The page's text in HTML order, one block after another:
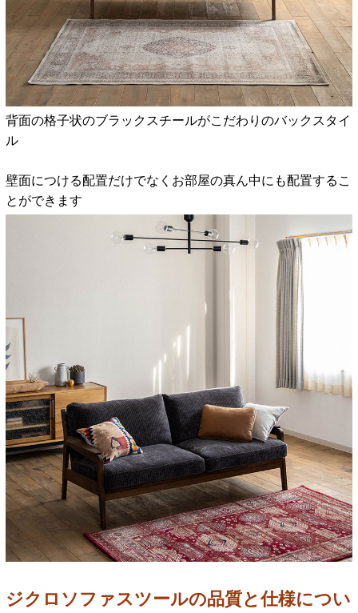
背面の格子状のブラックスチールがこだわりのバックスタイ
ル
壁面につける配置だけでなくお部屋の真ん中にも配置するこ
とができます
ジクロソファスツールの品質と仕様につい